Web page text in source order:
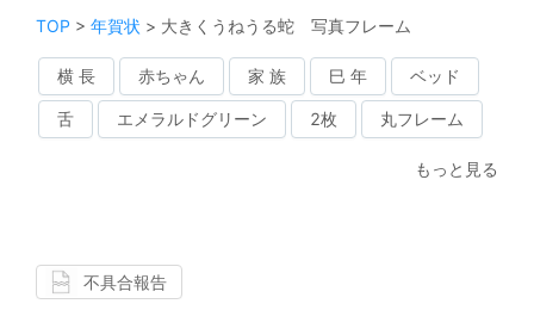
TOP > 年賀状 > 大きくうねうる蛇 写真フレーム
横 長 赤ちゃん 家 族 巳 年 ベッド
舌 エメラルドグリーン 2枚 丸フレーム
もっと見る
不具合報告